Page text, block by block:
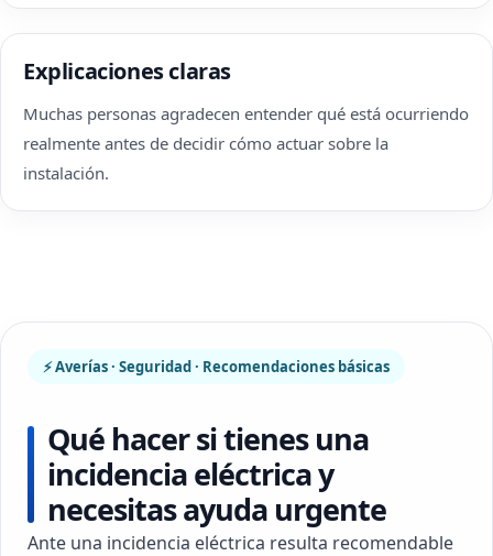
Explicaciones claras
Muchas personas agradecen entender qué está ocurriendo
realmente antes de decidir cómo actuar sobre la
instalación.
⚡ Averías · Seguridad · Recomendaciones básicas
Qué hacer si tienes una
incidencia eléctrica y
necesitas ayuda urgente
Ante una incidencia eléctrica resulta recomendable